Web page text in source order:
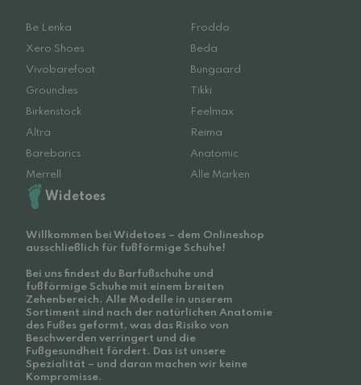
Be Lenka
Froddo
Xero Shoes
Beda
Vivobarefoot
Bungaard
Groundies
Tikki
Birkenstock
Feelmax
Altra
Reima
Barebarics
Anatomic
Merrell
Alle Marken
Widetoes
Willkommen bei Widetoes – dem Onlineshop
ausschließlich für fußförmige Schuhe!
Bei uns findest du Barfußschuhe und
fußförmige Schuhe mit einem breiten
Zehenbereich. Alle Modelle in unserem
Sortiment sind nach der natürlichen Anatomie
des Fußes geformt, was das Risiko von
Beschwerden verringert und die
Fußgesundheit fördert. Das ist unsere
Spezialität – und daran machen wir keine
Kompromisse.